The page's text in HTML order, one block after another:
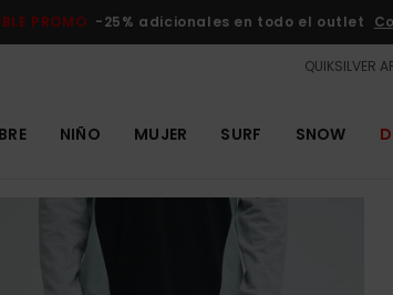
PROMO -25% adicionales en todo el outlet
QUIKSILVER
NIÑO MUJER SURF SNOW